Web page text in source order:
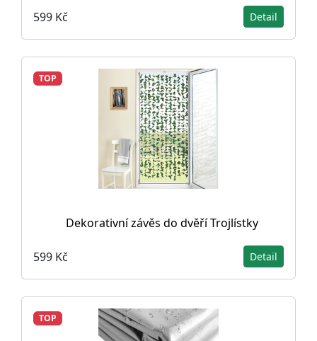
599 Kč Detail
TOP
Dekorativní závěs do dvěří Trojlístky
599 Kč Detail
TOP